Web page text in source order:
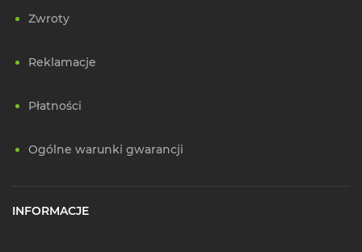
Zwroty
Reklamacje
Płatności
Ogólne warunki gwarancji
INFORMACJE